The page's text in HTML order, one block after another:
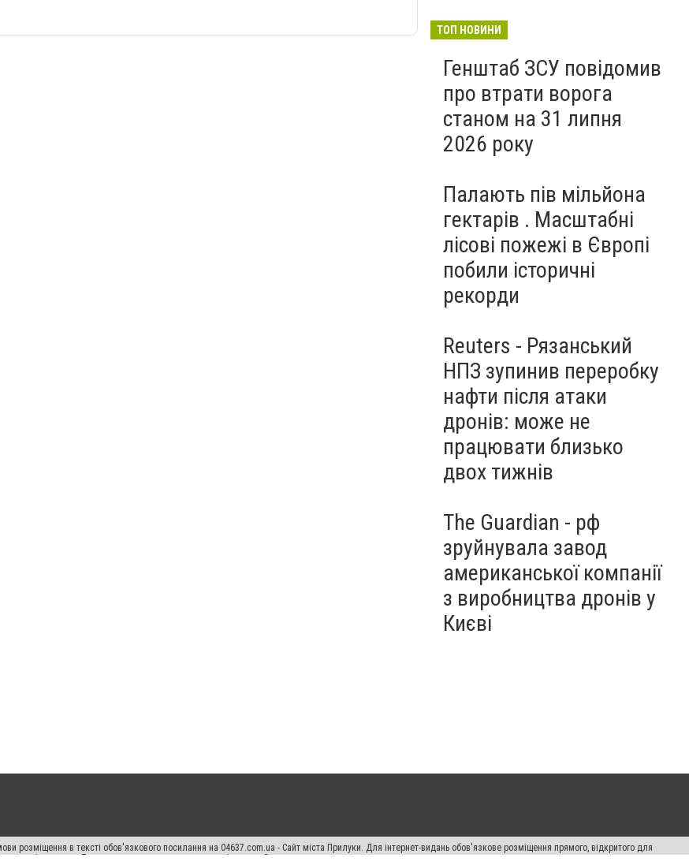
ТОП НОВИНИ
Генштаб ЗСУ повідомив
про втрати ворога
станом на 31 липня
2026 року
Палають пів мільйона
гектарів . Масштабні
лісові пожежі в Європі
побили історичні
рекорди
Reuters - Рязанський
НПЗ зупинив переробку
нафти після атаки
дронів: може не
працювати близько
двох тижнів
The Guardian - рф
зруйнувала завод
американської компанії
з виробництва дронів у
Києві
розміщення в тексті обов'язкового посилання на 04637.com.ua - Сайт міста Прилуки. Для інтернет-видань обов'язкове розміщення прямого, відкритого для
в якості джерела. Порушення виняткових прав переслідується Законом.